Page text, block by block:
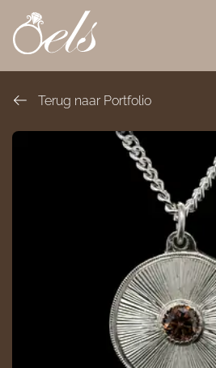
overslaan
Terug naar Portfolio